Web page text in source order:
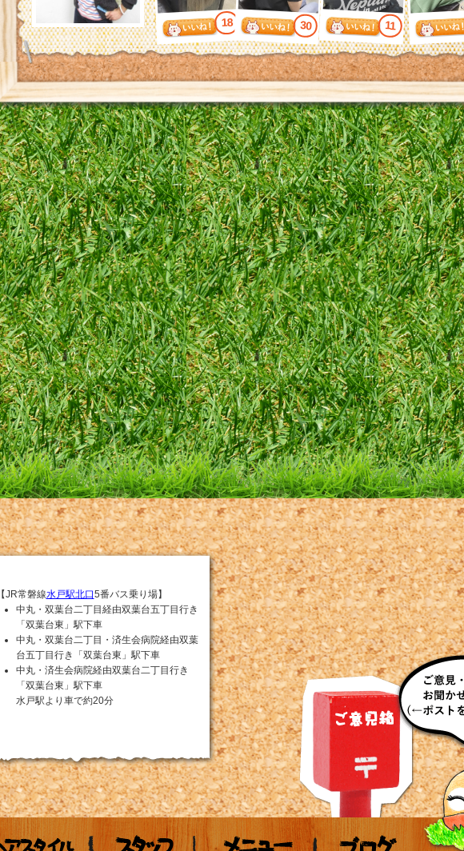
18 30 11
【JR常磐線水戸駅北口5番バス乗り場】
中丸・双葉台二丁目経由双葉台五丁目行き
「双葉台東」駅下車
中丸・双葉台二丁目・済生会病院経由双葉
台五丁目行き「双葉台東」駅下車
中丸・済生会病院経由双葉台二丁目行き
「双葉台東」駅下車
水戸駅より車で約20分